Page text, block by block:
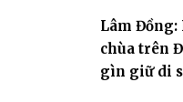
Chư Tôn đức Tăng Ni, môn
Phật tử đã đồng vân tập về
Lâm Đồng:
chùa trên
gìn giữ di